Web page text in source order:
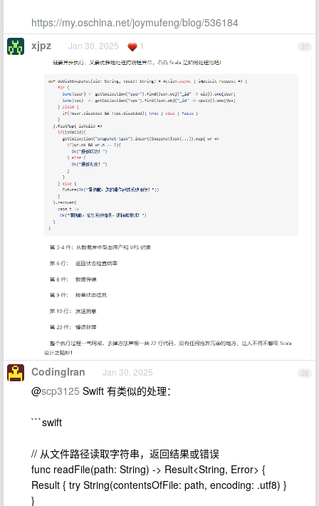
https://my.oschina.net/joymufeng/blog/536184
27
xjpz Jan 30, 2025 1
28
CodingIran Jan 30, 2025
@scp3125 Swift 有类似的处理：
```swift
// 从文件路径读取字符串，返回结果或错误
func readFile(path: String) -> Result<String, Error> {
Result { try String(contentsOfFile: path, encoding: .utf8) }
}